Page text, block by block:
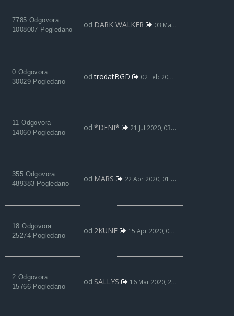
7785 Odgovora
1008007 Pogledano
od DARK WALKER 03 Mar 2021, 03:22
0 Odgovora
30029 Pogledano
odtrodatBGD 02 Feb 2021, 18:39
11 Odgovora
14060 Pogledano
od *DENI* 21 Jul 2020, 03:15
355 Odgovora
489383 Pogledano
od MARS 22 Apr 2020, 01:29
18 Odgovora
25274 Pogledano
od 2KUNE 15 Apr 2020, 00:34
2 Odgovora
15766 Pogledano
od SALLYS 16 Mar 2020, 20:23